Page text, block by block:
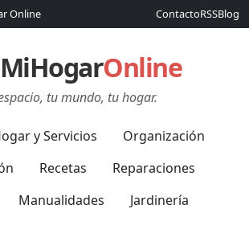
Online ContactoRSSBlog
MiHogarOnline
tu mundo, tu hogar.
y Servicios
Organización
Recetas
Reparaciones
Manualidades
Jardinería